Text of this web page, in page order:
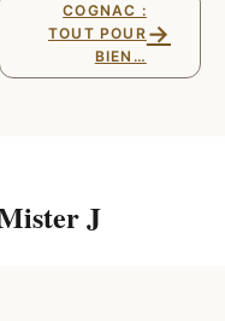
COGNAC :
TOUT POUR
BIEN…
→
J